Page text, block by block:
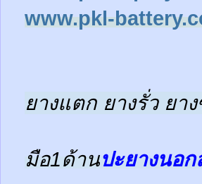
www.pkl-
ยางแตก ยางรั่ว ยา
มือ1ด้านปะยางนอ